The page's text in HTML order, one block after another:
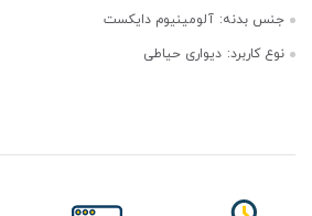
جنس بدنه: آلومینیوم دایکست
نوع کاربرد: دیواری حیاطی